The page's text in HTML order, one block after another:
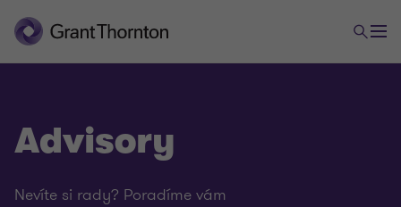
Advisory
Nevíte si rady? Poradíme vám